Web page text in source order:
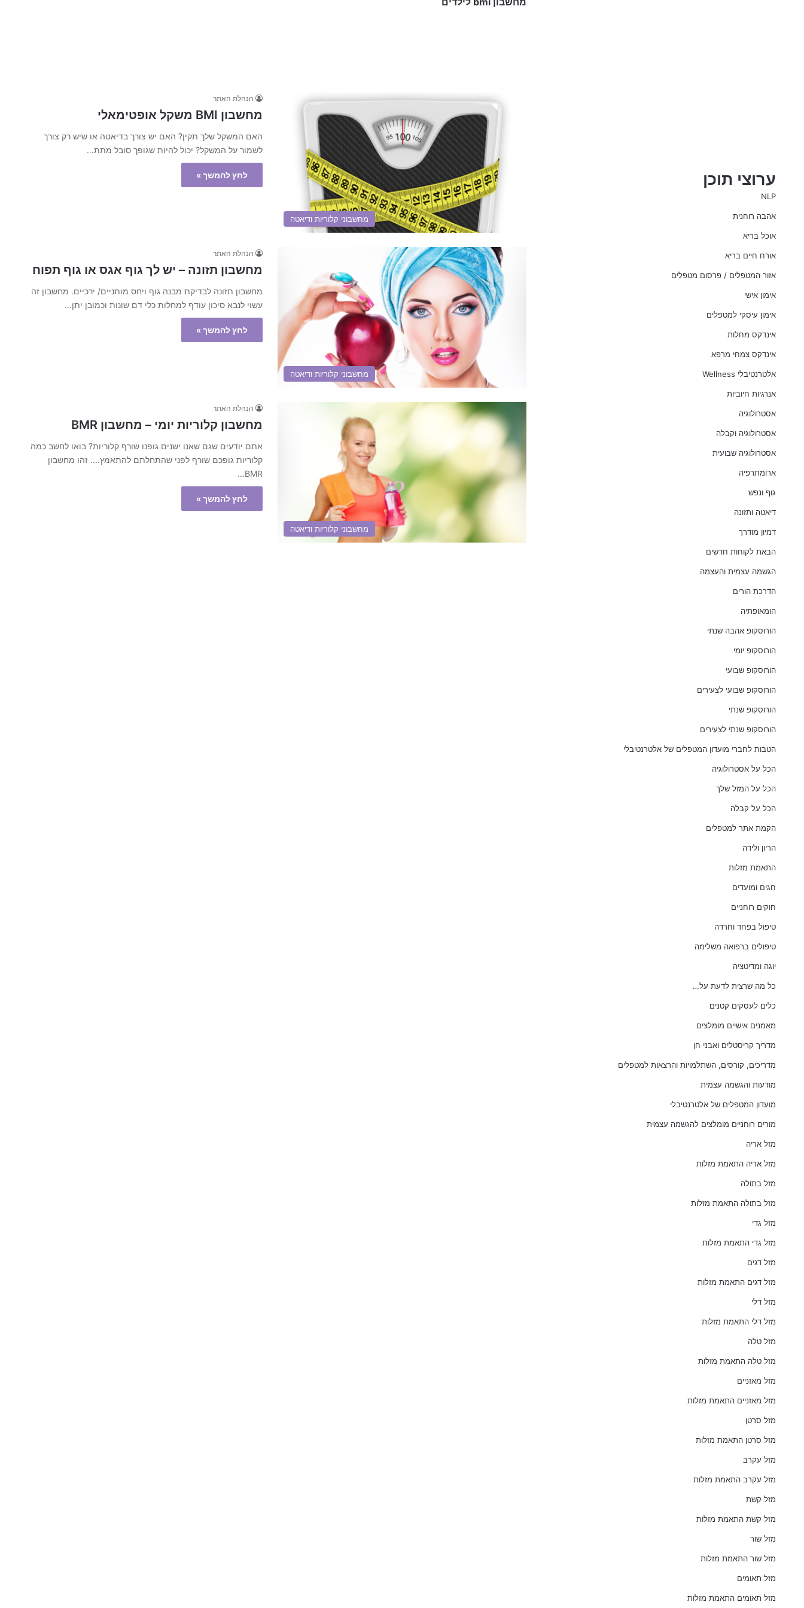
מחשבוני קלוריות ודיאטה
הנהלת האתר
מחשבון BMI משקל אופטימאלי
האם המשקל שלך תקין? האם יש צורך בדיאטה או שיש רק צורך
לשמור על המשקל? יכול להיות שגופך סובל מתת…
לחץ להמשך »
מחשבוני קלוריות ודיאטה
הנהלת האתר
מחשבון תזונה – יש לך גוף אגס או גוף תפוח
מחשבון תזונה לבדיקת מבנה גוף ויחס מותניים/ ירכיים. מחשבון זה
עשוי לנבא סיכון עודף למחלות כלי דם שונות וכמובן יתן…
לחץ להמשך »
מחשבוני קלוריות ודיאטה
הנהלת האתר
מחשבון קלוריות יומי – מחשבון BMR
אתם יודעים שגם שאנו ישנים גופנו שורף קלוריות? בואו לחשב כמה
קלוריות גופכם שורף לפני שהתחלתם להתאמץ.... זהו מחשבון
BMR…
לחץ להמשך »
ערוצי תוכן
NLP
אהבה רוחנית
אוכל בריא
אורח חיים בריא
אזור המטפלים / פרסום מטפלים
אימון אישי
אימון עיסקי למטפלים
אינדקס מחלות
אינדקס צמחי מרפא
אלטרנטיבלי Wellness
אנרגיות חיוביות
אסטרולוגיה
אסטרולוגיה וקבלה
אסטרולוגיה שבועית
ארומתרפיה
גוף ונפש
דיאטה ותזונה
דמיון מודרך
הבאת לקוחות חדשים
הגשמה עצמית והעצמה
הדרכת הורים
הומאופתיה
הורוסקופ אהבה שנתי
הורוסקופ יומי
הורוסקופ שבועי
הורוסקופ שבועי לצעירים
הורוסקופ שנתי
הורוסקופ שנתי לצעירים
הטבות לחברי מועדון המטפלים של אלטרנטיבלי
הכל על אסטרולוגיה
הכל על המזל שלך
הכל על קבלה
הקמת אתר למטפלים
הריון ולידה
התאמת מזלות
חגים ומועדים
חוקים רוחניים
טיפול בפחד וחרדה
טיפולים ברפואה משלימה
יוגה ומדיטציה
כל מה שרצית לדעת על…
כלים לעסקים קטנים
מאמנים אישיים מומלצים
מדריך קריסטלים ואבני חן
מדריכים, קורסים, השתלמויות והרצאות למטפלים
מודעות והגשמה עצמית
מועדון המטפלים של אלטרנטיבלי
מורים רוחניים מומלצים להגשמה עצמית
מזל אריה
מזל אריה התאמת מזלות
מזל בתולה
מזל בתולה התאמת מזלות
מזל גדי
מזל גדי התאמת מזלות
מזל דגים
מזל דגים התאמת מזלות
מזל דלי
מזל דלי התאמת מזלות
מזל טלה
מזל טלה התאמת מזלות
מזל מאזניים
מזל מאזניים התאמת מזלות
מזל סרטן
מזל סרטן התאמת מזלות
מזל עקרב
מזל עקרב התאמת מזלות
מזל קשת
מזל קשת התאמת מזלות
מזל שור
מזל שור התאמת מזלות
מזל תאומים
מזל תאומים התאמת מזלות